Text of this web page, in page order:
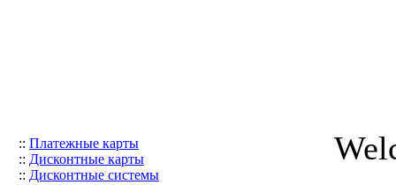
:: Платежные карты
:: Дисконтные карты
:: Дисконтные системы